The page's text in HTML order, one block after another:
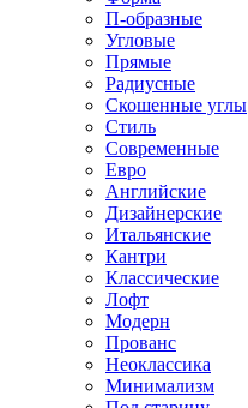
П-образные
Угловые
Прямые
Радиусные
Скошенные углы
Стиль
Современные
Евро
Английские
Дизайнерские
Итальянские
Кантри
Классические
Лофт
Модерн
Прованс
Неоклассика
Минимализм